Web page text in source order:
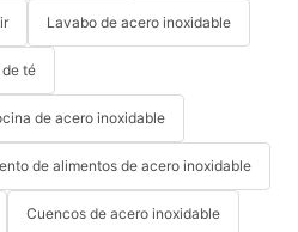
Lavabo de acero inoxidable
té
de acero inoxidable
de alimentos de acero inoxidable
Cuencos de acero inoxidable